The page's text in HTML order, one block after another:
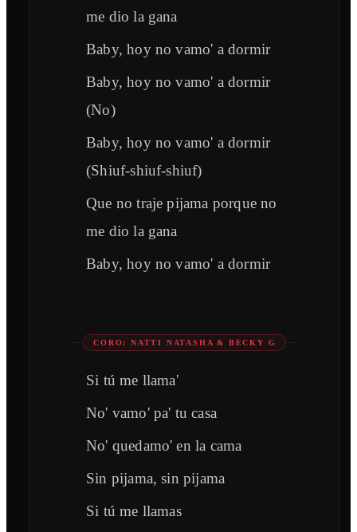
me dio la gana
Baby, hoy no vamo' a dormir
Baby, hoy no vamo' a dormir
(No)
Baby, hoy no vamo' a dormir
(Shiuf-shiuf-shiuf)
Que no traje pijama porque no
me dio la gana
Baby, hoy no vamo' a dormir
CORO: NATTI NATASHA & BECKY G
Si tú me llama'
No' vamo' pa' tu casa
No' quedamo' en la cama
Sin pijama, sin pijama
Si tú me llamas